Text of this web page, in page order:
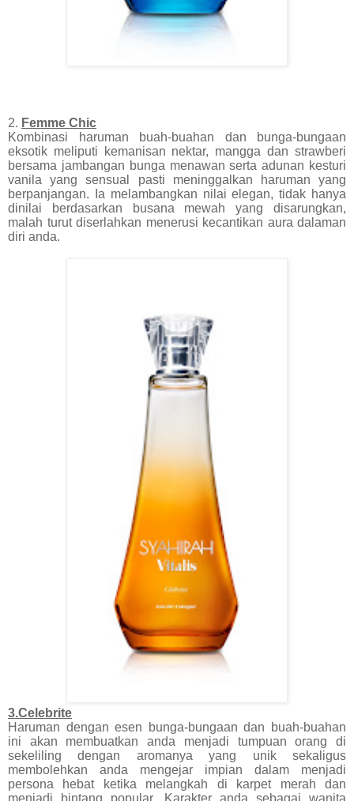
2. Femme Chic
Kombinasi haruman buah-buahan dan bunga-bungaan
eksotik meliputi kemanisan nektar, mangga dan strawberi
bersama jambangan bunga menawan serta adunan kesturi
vanila yang sensual pasti meninggalkan haruman yang
berpanjangan. Ia melambangkan nilai elegan, tidak hanya
dinilai berdasarkan busana mewah yang disarungkan,
malah turut diserlahkan menerusi kecantikan aura dalaman
diri anda.
3.Celebrite
Haruman dengan esen bunga-bungaan dan buah-buahan
ini akan membuatkan anda menjadi tumpuan orang di
sekeliling dengan aromanya yang unik sekaligus
membolehkan anda mengejar impian dalam menjadi
persona hebat ketika melangkah di karpet merah dan
menjadi bintang popular. Karakter anda sebagai wanita